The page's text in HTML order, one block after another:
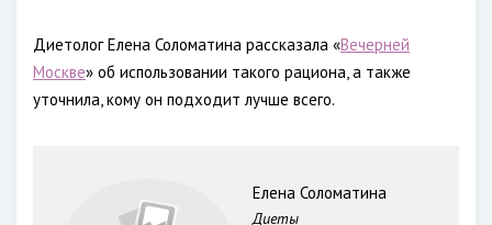
Диетолог Елена Соломатина рассказала «Вечерней
Москве» об использовании такого рациона, а также
уточнила, кому он подходит лучше всего.
Елена Соломатина
Диеты